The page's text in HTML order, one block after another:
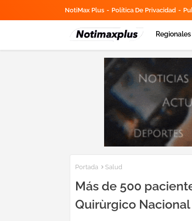
NotiMax Plus Política De Privacidad
Regionales
Portada Salud
Más de 500
Quirùrgico